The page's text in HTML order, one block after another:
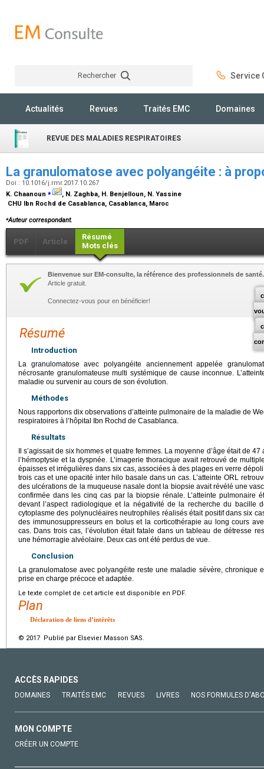
Rechercher Service
Actualités Revues Traités EMC Domaines
REVUE DES MALADIES RESPIRATOIRES
La granulomatose avec polyangéite : à
Doi : 10.1016/j.rmr.2017.10.267
K. Chaanoun ⁎
, N. Zaghba, H. Benjelloun, N. Yassine
CHU Ibn Rochd de Casablanca, Casablanca, Maroc
⁎Auteur correspondant.
PDF Article
Résumé
Mots clés
Bienvenue sur EM-consulte, la référence des professionnels de santé.
Article gratuit.
Connectez-vous pour en bénéficier!
Résumé
Introduction
La granulomatose avec polyangéite anciennement appelée
nécrosante granulomateuse multi systémique de cause inconnue.
maladie ou survenir au cours de son évolution.
Méthodes
Nous rapportons dix observations d’atteinte pulmonaire de la maladie de
respiratoires à l’hôpital Ibn Rochd de Casablanca.
Résultats
Il s’agissait de six hommes et quatre femmes. La moyenne d’âge était de
l’hémoptysie et la dyspnée. L’imagerie thoracique avait retrouvé de
épaisses et irrégulières dans six cas, associées à des plages en verre
trois cas et une opacité inter hilo basale dans un cas. L’atteinte ORL
des ulcérations de la muqueuse nasale dont la biopsie avait révélé une
confirmée dans les cinq cas par la biopsie rénale. L’atteinte pulmonaire
devant l’aspect radiologique et la négativité de la recherche du bacille
cytoplasme des polynucléaires neutrophiles réalisés était positif dans six
des immunosuppresseurs en bolus et la corticothérapie au long cours
cas. Dans trois cas, l’évolution était fatale dans un tableau de détresse
une hémorragie alvéolaire. Deux cas ont été perdus de vue.
Conclusion
La granulomatose avec polyangéite reste une maladie sévère, chronique
prise en charge précoce et adaptée.
Le texte complet de cet article est disponible en PDF.
Plan
Déclaration de liens d’intérêts
© 2017 Publié par Elsevier Masson SAS.
ACCÈS RAPIDES
DOMAINES TRAITÉS EMC REVUES LIVRES NOS FORMULES
MON COMPTE
CRÉER UN COMPTE